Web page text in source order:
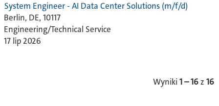
System Engineer - AI Data Center Solutions (m/f/d)
Berlin, DE, 10117
Engineering/Technical Service
17 lip 2026
Wyniki 1 – 16z 16